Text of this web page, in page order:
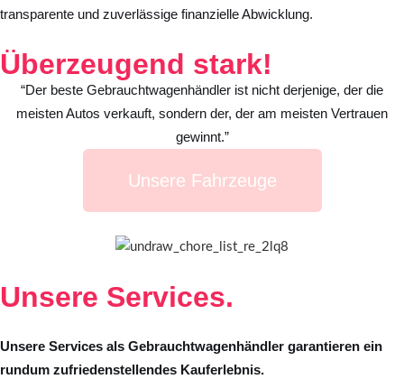
transparente und zuverlässige finanzielle Abwicklung.
Überzeugend stark!
“Der beste Gebrauchtwagenhändler ist nicht derjenige, der die
meisten Autos verkauft, sondern der, der am meisten Vertrauen
gewinnt.”
Unsere Fahrzeuge
Unsere Services.
Unsere Services als Gebrauchtwagenhändler garantieren ein
rundum zufriedenstellendes Kauferlebnis.